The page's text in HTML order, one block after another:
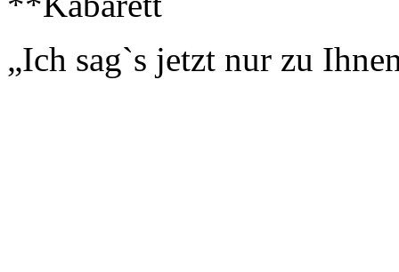
„Ich sag`s jetzt nur zu